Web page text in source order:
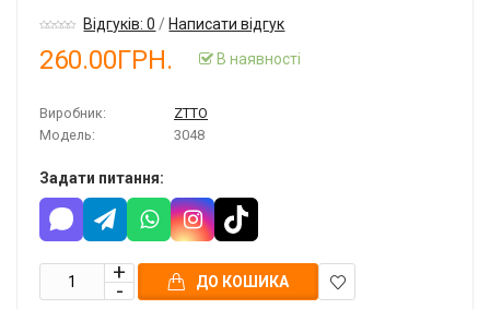
Відгуків: 0 /Написати відгук
260.00ГРН. В наявності
Виробник:
ZTTO
Модель:
3048
Задати питання:
ДО КОШИКА